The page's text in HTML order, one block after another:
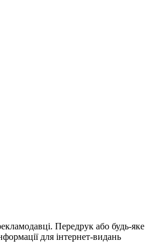
Передрук або будь-яке
для інтернет-видань